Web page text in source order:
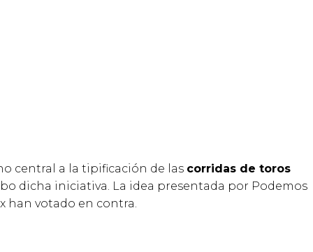
central a la tipificación de las corridas de toros
dicha iniciativa. La idea presentada por Podemos
han votado en contra.